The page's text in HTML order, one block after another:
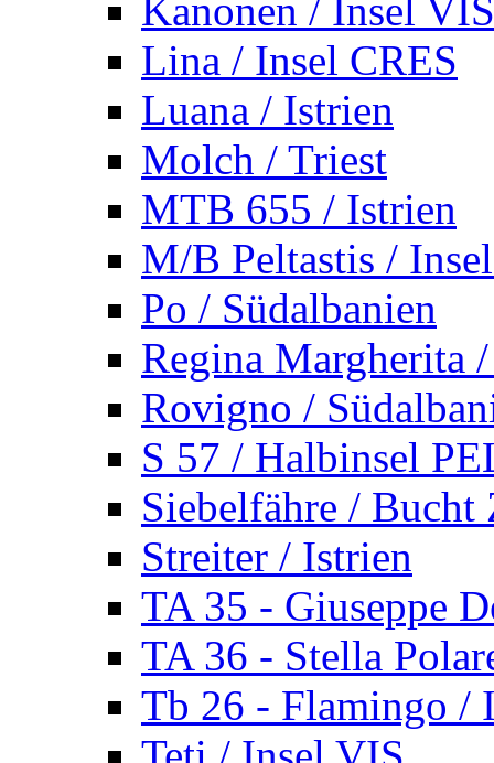
Kanonen / Insel VIS
Lina / Insel CRES
Luana / Istrien
Molch / Triest
MTB 655 / Istrien
M/B Peltastis /
Po / Südalbanien
Regina Margherita
Rovigno /
S 57 / Halbinsel
Siebelfähre / Bucht
Streiter / Istrien
TA 35 - Giuseppe
TA 36 - Stella
Tb 26 - Flamingo /